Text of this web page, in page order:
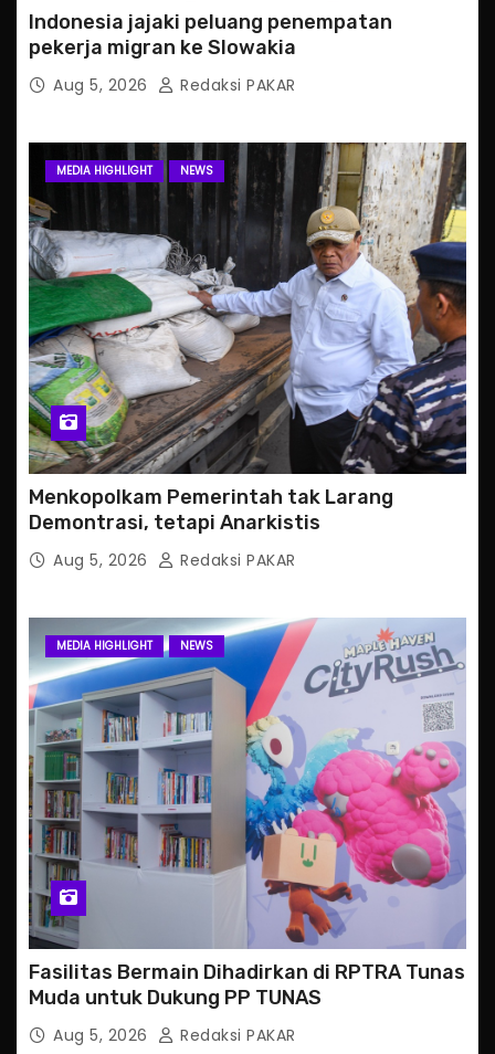
Indonesia jajaki peluang penempatan
pekerja migran ke Slowakia
Aug 5, 2026 Redaksi PAKAR
MEDIA HIGHLIGHT NEWS
Menkopolkam Pemerintah tak Larang
Demontrasi, tetapi Anarkistis
Aug 5, 2026 Redaksi PAKAR
MEDIA HIGHLIGHT NEWS
Fasilitas Bermain Dihadirkan di RPTRA Tunas
Muda untuk Dukung PP TUNAS
Aug 5, 2026 Redaksi PAKAR